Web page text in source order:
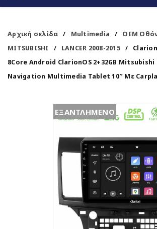
Αρχική σελίδα / Multimedia / OEM
MITSUBISHI / LANCER 2008-2015 /
8Core Android ClarionOS 2+32GB Mitsubishi
Navigation Multimedia Tablet 10″ Με
ΕΞΑΝΤΛΗΜΕΝΟ